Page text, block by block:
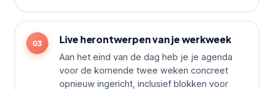
Live herontwerpen van je werkweek
Aan het eind van de dag heb je je agenda
voor de komende twee weken concreet
opnieuw ingericht, inclusief blokken voor